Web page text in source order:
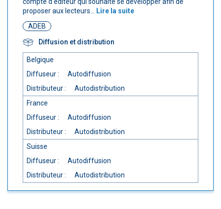
compte d'éditeur qui souhaite se développer afin de
proposer aux lecteurs... Lire la suite
ADEB
Diffusion et distribution
Belgique
Diffuseur :
Autodiffusion
Distributeur :
Autodistribution
France
Diffuseur :
Autodiffusion
Distributeur :
Autodistribution
Suisse
Diffuseur :
Autodiffusion
Distributeur :
Autodistribution